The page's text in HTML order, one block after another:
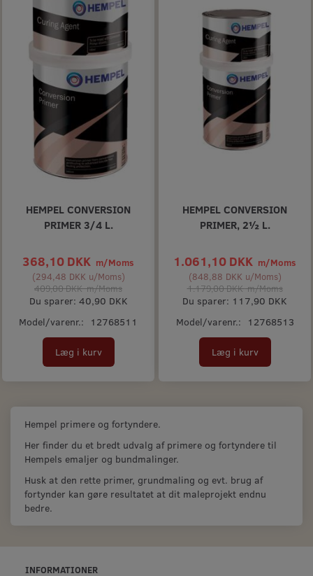
HEMPEL CONVERSION
PRIMER 3/4 L.
368,10 DKK m/Moms
(294,48 DKK u/Moms)
409,00 DKKm/Moms
Du sparer: 40,90 DKK
Model/varenr.:
12768511
Læg i kurv
HEMPEL CONVERSION
PRIMER, 2½ L.
1.061,10 DKK m/Moms
(848,88 DKK u/Moms)
1.179,00 DKKm/Moms
Du sparer: 117,90 DKK
Model/varenr.:
12768513
Læg i kurv
Hempel primere og fortyndere.
Her finder du et bredt udvalg af primere og fortyndere til
Hempels emaljer og bundmalinger.
Husk at den rette primer, grundmaling og evt. brug af
fortynder kan gøre resultatet at dit maleprojekt endnu
bedre.
INFORMATIONER